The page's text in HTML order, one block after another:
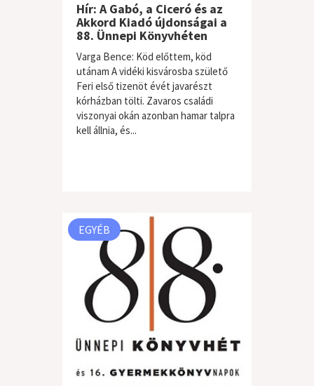
Hír: A Gabó, a Ciceró és az
Akkord Kiadó újdonságai a
88. Ünnepi Könyvhéten
Varga Bence: Köd előttem, köd
utánam A vidéki kisvárosba születő
Feri első tizenöt évét javarészt
kórházban tölti. Zavaros családi
viszonyai okán azonban hamar talpra
kell állnia, és...
EGYÉB